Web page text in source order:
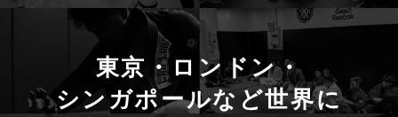
東京・ロンドン・
シンガポールなど世界に